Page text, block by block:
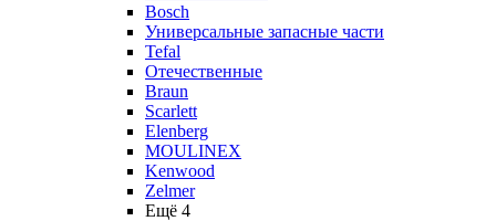
Bosch
Универсальные запасные части
Tefal
Отечественные
Braun
Scarlett
Elenberg
MOULINEX
Kenwood
Zelmer
Ещё 4